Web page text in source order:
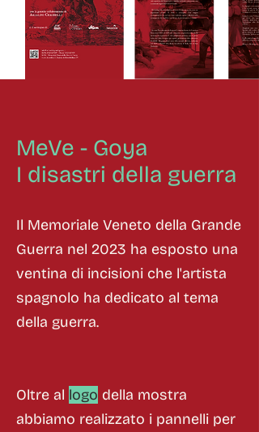
MeVe - Goya
I disastri della guerra
Il Memoriale Veneto della Grande
Guerra nel 2023 ha esposto una
ventina di incisioni che l'artista
spagnolo ha dedicato al tema
della guerra.
Oltre al logo della mostra
abbiamo realizzato i pannelli per